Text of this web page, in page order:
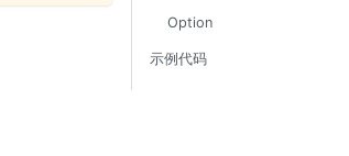
Option
示例代码